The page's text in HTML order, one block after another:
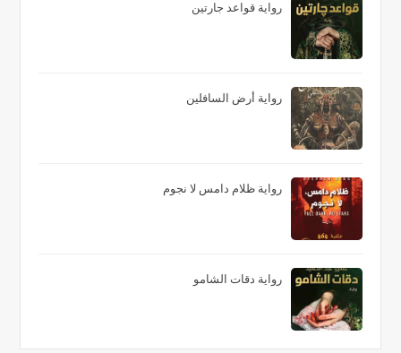
رواية قواعد جارتين
رواية أرض السافلين
رواية ظلام دامس لا نجوم
رواية دقات الشامو